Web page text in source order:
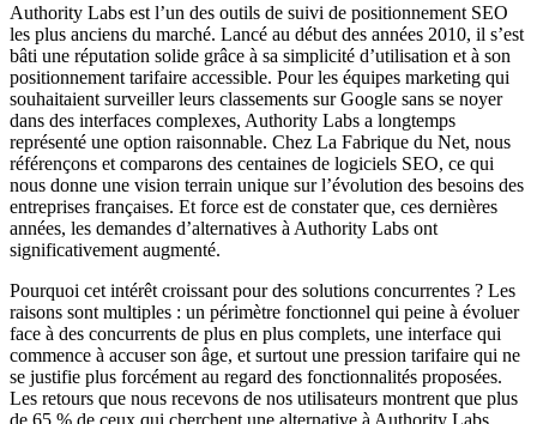
Authority Labs est l’un des outils de suivi de positionnement SEO
les plus anciens du marché. Lancé au début des années 2010, il s’est
bâti une réputation solide grâce à sa simplicité d’utilisation et à son
positionnement tarifaire accessible. Pour les équipes marketing qui
souhaitaient surveiller leurs classements sur Google sans se noyer
dans des interfaces complexes, Authority Labs a longtemps
représenté une option raisonnable. Chez La Fabrique du Net, nous
référençons et comparons des centaines de logiciels SEO, ce qui
nous donne une vision terrain unique sur l’évolution des besoins des
entreprises françaises. Et force est de constater que, ces dernières
années, les demandes d’alternatives à Authority Labs ont
significativement augmenté.
Pourquoi cet intérêt croissant pour des solutions concurrentes ? Les
raisons sont multiples : un périmètre fonctionnel qui peine à évoluer
face à des concurrents de plus en plus complets, une interface qui
commence à accuser son âge, et surtout une pression tarifaire qui ne
se justifie plus forcément au regard des fonctionnalités proposées.
Les retours que nous recevons de nos utilisateurs montrent que plus
de 65 % de ceux qui cherchent une alternative à Authority Labs